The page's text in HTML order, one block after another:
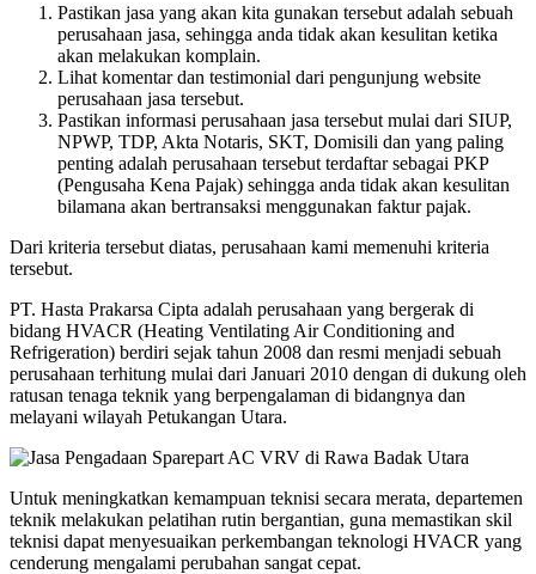
Pastikan jasa yang akan kita gunakan tersebut adalah sebuah
perusahaan jasa, sehingga anda tidak akan kesulitan ketika
akan melakukan komplain.
Lihat komentar dan testimonial dari pengunjung website
perusahaan jasa tersebut.
Pastikan informasi perusahaan jasa tersebut mulai dari SIUP,
NPWP, TDP, Akta Notaris, SKT, Domisili dan yang paling
penting adalah perusahaan tersebut terdaftar sebagai PKP
(Pengusaha Kena Pajak) sehingga anda tidak akan kesulitan
bilamana akan bertransaksi menggunakan faktur pajak.
Dari kriteria tersebut diatas, perusahaan kami memenuhi kriteria
tersebut.
PT. Hasta Prakarsa Cipta adalah perusahaan yang bergerak di
bidang HVACR (Heating Ventilating Air Conditioning and
Refrigeration) berdiri sejak tahun 2008 dan resmi menjadi sebuah
perusahaan terhitung mulai dari Januari 2010 dengan di dukung oleh
ratusan tenaga teknik yang berpengalaman di bidangnya dan
melayani wilayah Petukangan Utara.
Untuk meningkatkan kemampuan teknisi secara merata, departemen
teknik melakukan pelatihan rutin bergantian, guna memastikan skil
teknisi dapat menyesuaikan perkembangan teknologi HVACR yang
cenderung mengalami perubahan sangat cepat.